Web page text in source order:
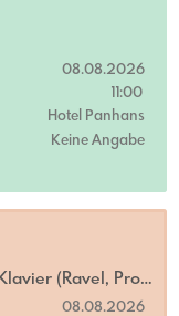
08.08.2026
11:00
Hotel Panhans
Keine Angabe
(Ravel, Prokofjew)
08.08.2026